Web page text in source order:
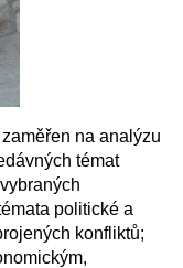
na analýzu
témat
politické a
konfliktů;